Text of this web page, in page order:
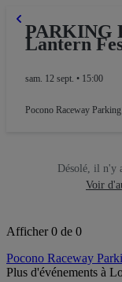
PARKING
Lantern
sam. 12 sept. • 15:00
Pocono Raceway
Désolé, il n'y
Voir
Afficher 0 de 0
Pocono Raceway
Plus d'événements à